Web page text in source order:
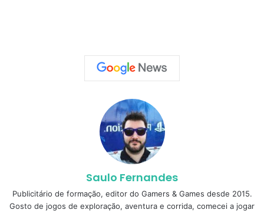
Saulo Fernandes
Publicitário de formação, editor do Gamers & Games desde 2015.
Gosto de jogos de exploração, aventura e corrida, comecei a jogar